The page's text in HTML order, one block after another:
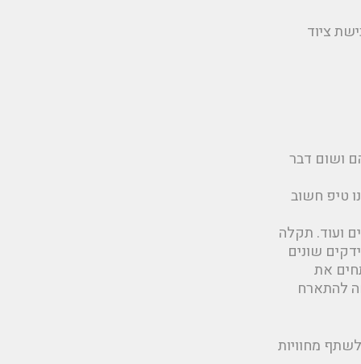
ציוד
ושום דבר
טיפ חשוב
ועוד. תקלה
שונים
את
להתארח
מחוויות